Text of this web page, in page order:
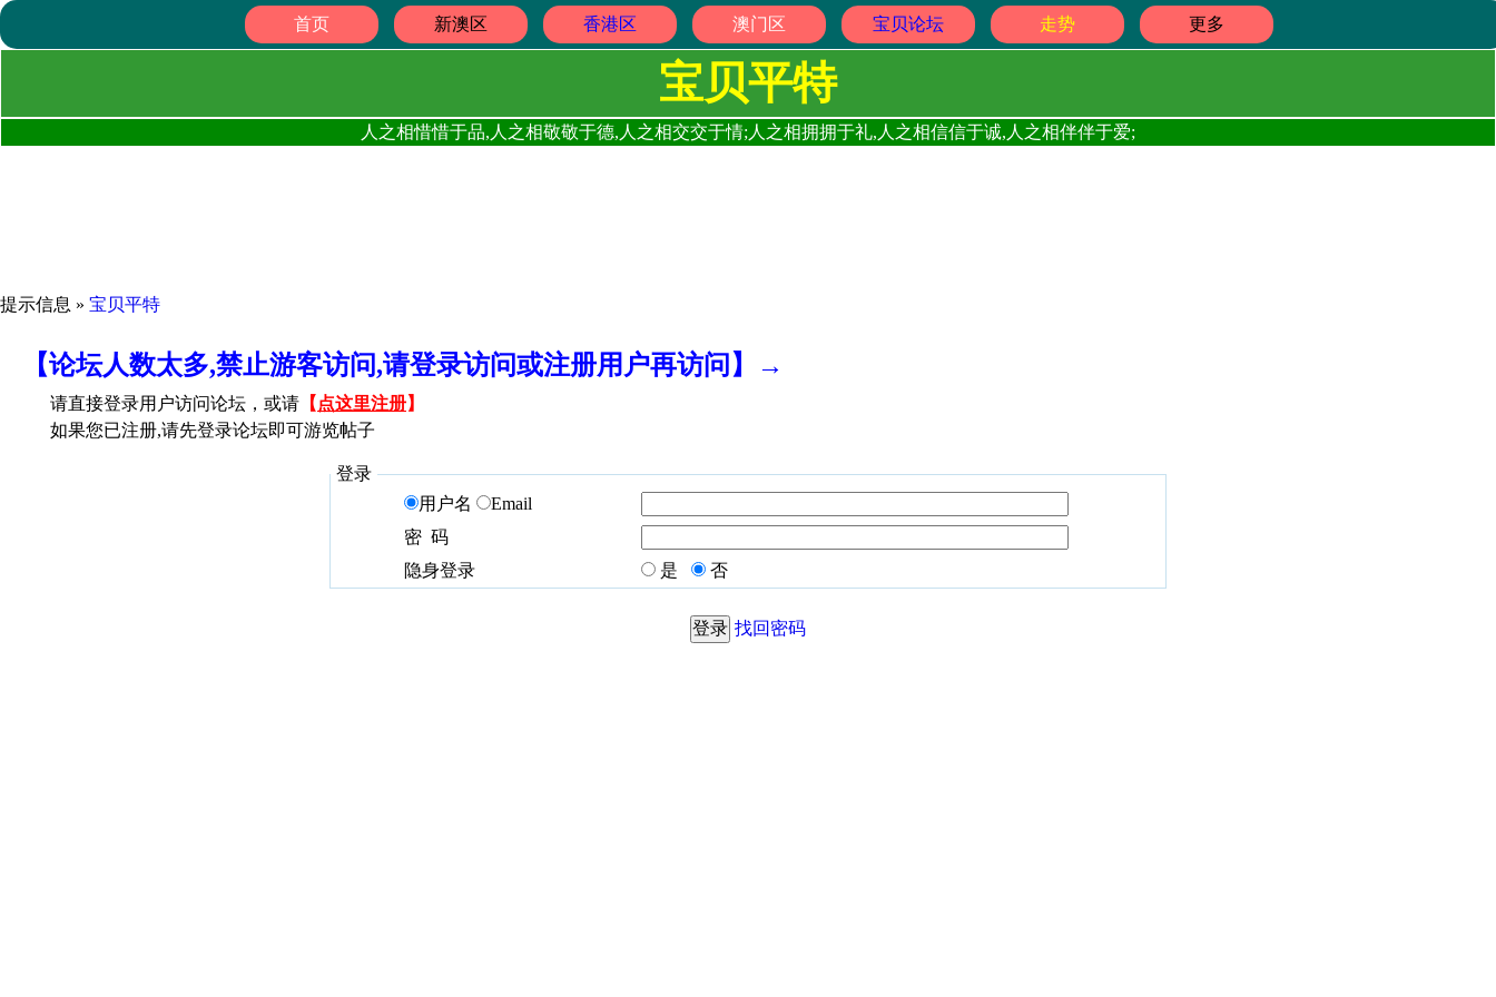
首页 新澳区 香港区 澳门区 宝贝论坛 走势 更多
宝贝平特
人之相惜惜于品,人之相敬敬于德,人之相交交于情;人之相拥拥于礼,人之相信信于诚,人之相伴伴于爱;
提示信息 » 宝贝平特
【论坛人数太多,禁止游客访问,请登录访问或注册用户再访问】→
请直接登录用户访问论坛，或请 【 点这里注册】
如果您已注册,请先登录论坛即可游览帖子
登录
用户名
Email
密 码
隐身登录
是 否
找回密码